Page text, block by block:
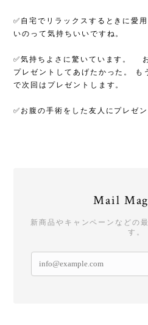
✅自宅でリラックスするときに愛
いのって気持ちいいですね。
✅気持ちよさに驚いています。
プレゼントしてあげたかった。 も
で次回はプレゼントします。
✅お腹の手術をした友人にプレゼ
Mail
新商品やキャンペーンなどの
す。